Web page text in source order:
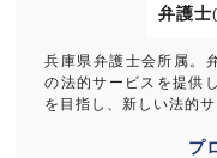
弁護士
兵庫県弁護士会所属。
の法的サービスを提供
を目指し、新しい法的
プ